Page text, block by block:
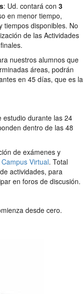
: Ud. contará con 3
en menor tiempo,
tiempos disponibles. No
de las Actividades
nuestros alumnos que
áreas, podrán
en 45 días, que es la
estudio durante las 24
dentro de las 48
de exámenes y
Campus Virtual. Total
actividades, para
en foros de discusión.
desde cero.